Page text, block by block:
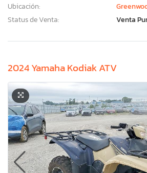
Ubicación:
Status de Venta:
Venta
2024 Yamaha Kodiak ATV